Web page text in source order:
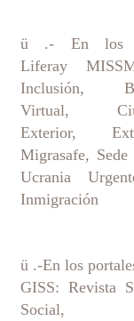
ü .- En los
Liferay
Inclusión,
Virtual,
Exterior,
Migrasafe,
Ucrania
Inmigración
ü .-En los
GISS: Revista
Social,